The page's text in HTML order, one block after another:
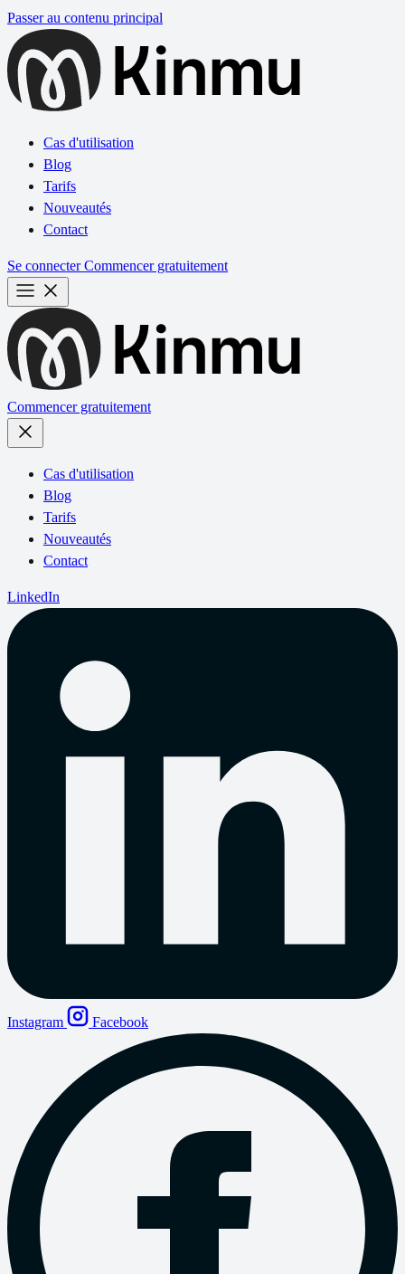
Passer au contenu principal
Cas d'utilisation
Blog
Tarifs
Nouveautés
Contact
Se connecterCommencer gratuitement
Commencer gratuitement
Cas d'utilisation
Blog
Tarifs
Nouveautés
Contact
LinkedIn
Instagram Facebook